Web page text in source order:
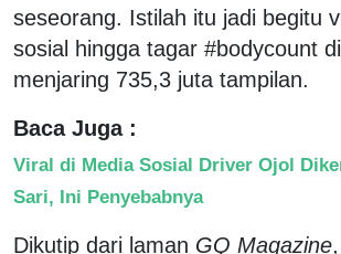
seseorang. Istilah itu jadi begitu
sosial hingga tagar #bodycount
menjaring 735,3 juta tampilan.
Baca Juga :
Viral di Media Sosial Driver Ojol
Sari, Ini Penyebabnya
Dikutip dari laman GQ Magazine